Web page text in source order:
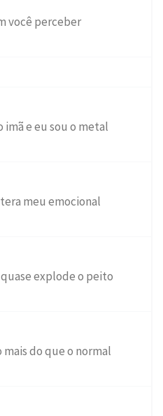
você perceber
imã e eu sou o metal
meu emocional
quase explode o peito
do que o normal